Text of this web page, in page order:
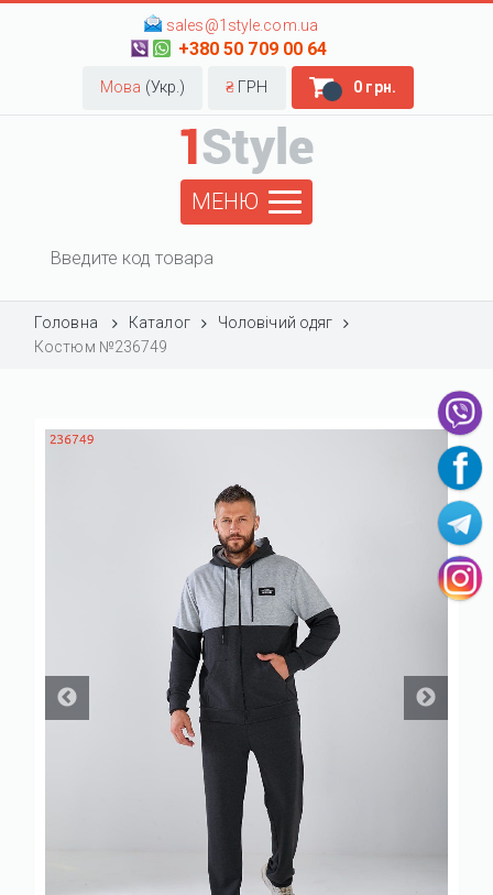
sales@1style.com.ua
+380 50 709 00 64
Мова (Укр.) ₴ ГРН 0 грн.
МЕНЮ
Головна Каталог
Чоловічий одяг
Костюм №236749